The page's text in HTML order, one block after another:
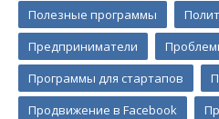
Полезные программы
Предприниматели
Программы для стартапов
Продвижение в Facebook